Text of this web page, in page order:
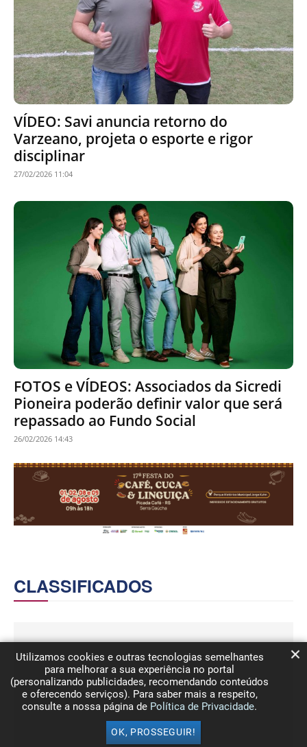
VÍDEO: Savi anuncia retorno do
Varzeano, projeta o esporte e rigor
disciplinar
27/02/2026 11:04
FOTOS e VÍDEOS: Associados da Sicredi
Pioneira poderão definir valor que será
repassado ao Fundo Social
26/02/2026 14:43
CLASSIFICADOS
Utilizamos cookies e outras tecnologias semelhantes
para melhorar a sua experiência no portal
(personalizando publicidades, recomendando conteúdos
e oferecendo serviços). Para saber mais a respeito,
consulte a nossa página de Política de Privacidade.
OK, PROSSEGUIR!